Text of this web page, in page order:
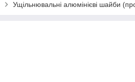
Ущільнювальні алюмінієві шайби